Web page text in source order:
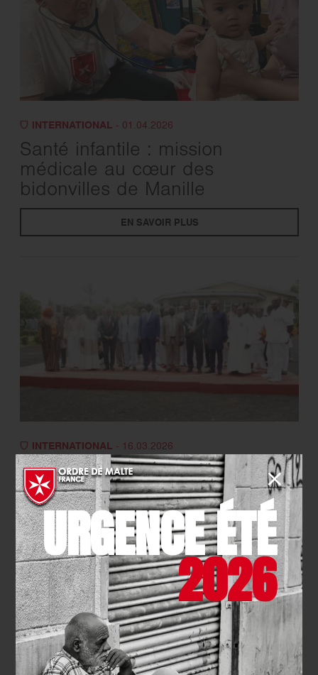
INTERNATIONAL - 01.04.2026
Santé infantile : mission
médicale au cœur des
bidonvilles de Manille
EN SAVOIR PLUS
INTERNATIONAL - 16.03.2026
Cameroun : l’Hôpital Saint-Jean
de Malte concrétise deux
partenariats clés pour de
meilleurs soins
EN SAVOIR PLUS
URGENCE ÉTÉ
2026